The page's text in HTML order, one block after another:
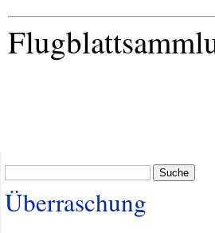
Suche
Überraschung